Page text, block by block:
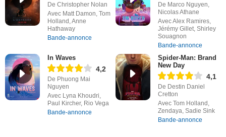
De Christopher Nolan
Avec Matt Damon, Tom
Holland, Anne
Hathaway
Bande-annonce
De Marco Nguyen,
Nicolas Athane
Avec Alex Ramires,
Jérémy Gillet, Shirley
Souagnon
Bande-annonce
In Waves
4,2
De Phuong Mai
Nguyen
Avec Lyna Khoudri,
Paul Kircher, Rio Vega
Bande-annonce
Spider-Man: Brand
New Day
4,1
De Destin Daniel
Cretton
Avec Tom Holland,
Zendaya, Sadie Sink
Bande-annonce